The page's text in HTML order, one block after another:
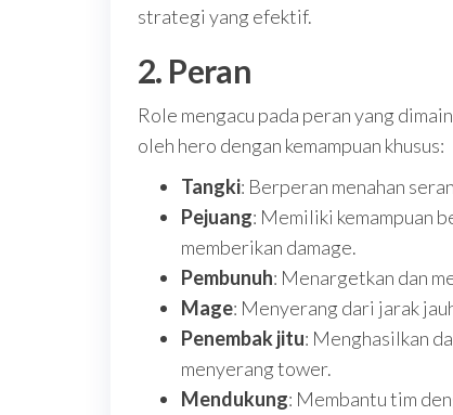
strategi yang efektif.
2. Peran
Role mengacu pada peran yang
oleh hero dengan kemampuan khusus:
Tangki: Berperan menahan
Pejuang: Memiliki kemampuan
memberikan damage.
Pembunuh: Menargetkan dan
Mage: Menyerang dari jarak
Penembak jitu: Menghasilkan
menyerang tower.
Mendukung: Membantu tim